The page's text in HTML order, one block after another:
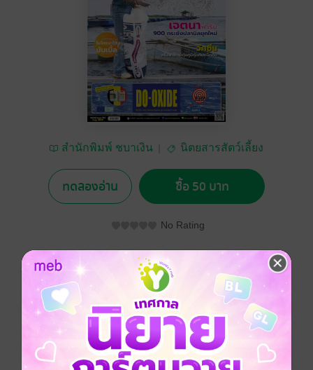
สำนักพิมพ์ ชบาเงิน นิตยสารสัตว์เลี้ยง
ทดลองอ่าน ซื้อ 50 บาท
No Rating
อยากได้ ซื้อเป็นของขวัญ แชร์
ประเภทไฟล์ pdf